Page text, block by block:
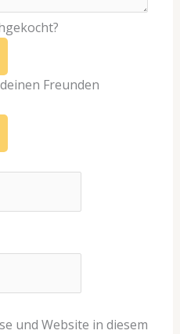
Freunden
und Website in diesem